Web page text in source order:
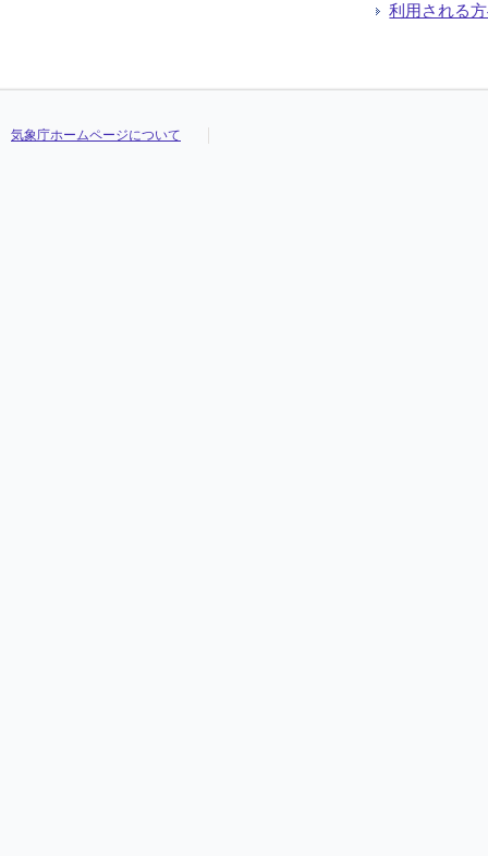
利用される
気象庁ホームページについて